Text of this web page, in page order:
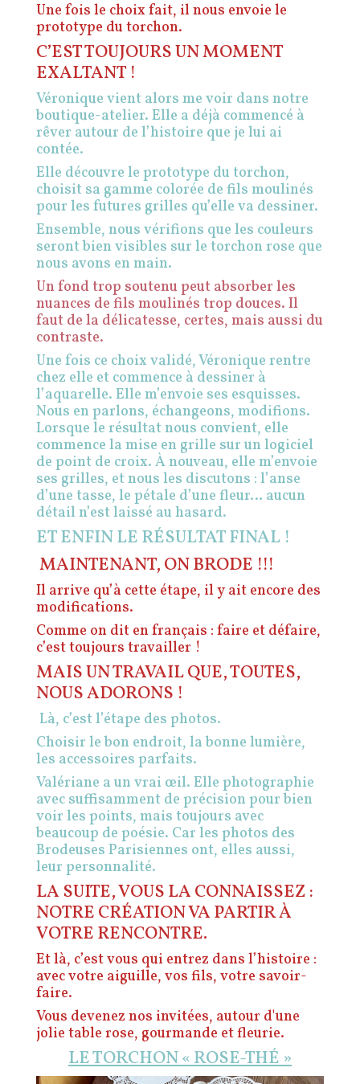
Une fois le choix fait, il nous envoie le
prototype du torchon.
C’EST TOUJOURS UN MOMENT
EXALTANT !
Véronique vient alors me voir dans notre
boutique-atelier. Elle a déjà commencé à
rêver autour de l’histoire que je lui ai
contée.
Elle découvre le prototype du torchon,
choisit sa gamme colorée de fils moulinés
pour les futures grilles qu’elle va dessiner.
Ensemble, nous vérifions que les couleurs
seront bien visibles sur le torchon rose que
nous avons en main.
Un fond trop soutenu peut absorber les
nuances de fils moulinés trop douces. Il
faut de la délicatesse, certes, mais aussi du
contraste.
Une fois ce choix validé, Véronique rentre
chez elle et commence à dessiner à
l’aquarelle. Elle m’envoie ses esquisses.
Nous en parlons, échangeons, modifions.
Lorsque le résultat nous convient, elle
commence la mise en grille sur un logiciel
de point de croix. À nouveau, elle m’envoie
ses grilles, et nous les discutons : l’anse
d’une tasse, le pétale d’une fleur… aucun
détail n’est laissé au hasard.
ET ENFIN LE RÉSULTAT FINAL !
MAINTENANT, ON BRODE !!!
Il arrive qu’à cette étape, il y ait encore des
modifications.
Comme on dit en français : faire et défaire,
c’est toujours travailler !
MAIS UN TRAVAIL QUE, TOUTES,
NOUS ADORONS !
Là, c’est l’étape des photos.
Choisir le bon endroit, la bonne lumière,
les accessoires parfaits.
Valériane a un vrai œil. Elle photographie
avec suffisamment de précision pour bien
voir les points, mais toujours avec
beaucoup de poésie. Car les photos des
Brodeuses Parisiennes ont, elles aussi,
leur personnalité.
LA SUITE, VOUS LA CONNAISSEZ :
NOTRE CRÉATION VA PARTIR À
VOTRE RENCONTRE.
Et là, c’est vous qui entrez dans l’histoire :
avec votre aiguille, vos fils, votre savoir-
faire.
Vous devenez nos invitées, autour d'une
jolie table rose, gourmande et fleurie.
LE TORCHON « ROSE-THÉ »